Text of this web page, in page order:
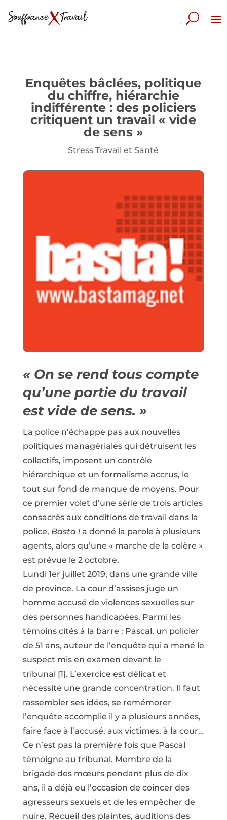
Enquêtes bâclées, politique
du chiffre, hiérarchie
indifférente : des policiers
critiquent un travail « vide
de sens »
Stress Travail et Santé
« On se rend tous compte
qu’une partie du travail
est vide de sens. »
La police n’échappe pas aux nouvelles
politiques managériales qui détruisent les
collectifs, imposent un contrôle
hiérarchique et un formalisme accrus, le
tout sur fond de manque de moyens. Pour
ce premier volet d’une série de trois articles
consacrés aux conditions de travail dans la
police, Basta !a donné la parole à plusieurs
agents, alors qu’une « marche de la colère »
est prévue le 2 octobre.
Lundi 1er juillet 2019, dans une grande ville
de province. La cour d’assises juge un
homme accusé de violences sexuelles sur
des personnes handicapées. Parmi les
témoins cités à la barre : Pascal, un policier
de 51 ans, auteur de l’enquête qui a mené le
suspect mis en examen devant le
tribunal
[1] . L’exercice est délicat et
nécessite une grande concentration. Il faut
rassembler ses idées, se remémorer
l’enquête accomplie il y a plusieurs années,
faire face à l’accusé, aux victimes, à la cour…
Ce n’est pas la première fois que Pascal
témoigne au tribunal. Membre de la
brigade des mœurs pendant plus de dix
ans, il a déjà eu l’occasion de coincer des
agresseurs sexuels et de les empêcher de
nuire. Recueil des plaintes, auditions des